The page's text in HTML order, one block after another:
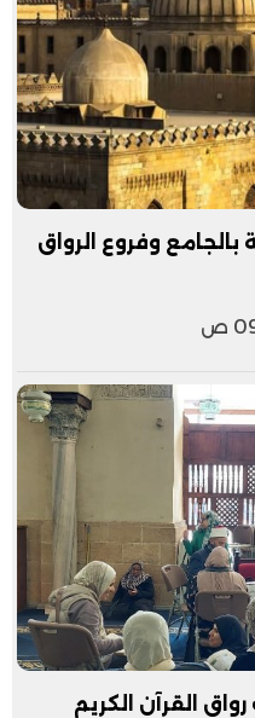
بالجامع وفروع الرواق
رواق القرآن الكريم